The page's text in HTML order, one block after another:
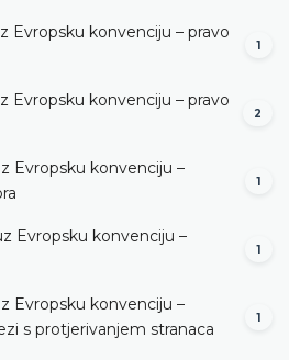
Evropsku konvenciju – pravo
1
Evropsku konvenciju – pravo
2
Evropsku konvenciju –
1
Evropsku konvenciju –
1
Evropsku konvenciju –
s protjerivanjem stranaca
1